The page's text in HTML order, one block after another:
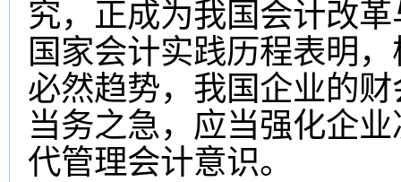
究，正成为我国会计改
国家会计实践历程表明
必然趋势，我国企业的
当务之急，应当强化企
代管理会计意识。